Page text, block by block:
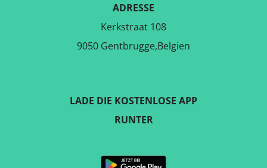
ADRESSE
Kerkstraat 108
9050 Gentbrugge,Belgien
LADE DIE KOSTENLOSE APP
RUNTER